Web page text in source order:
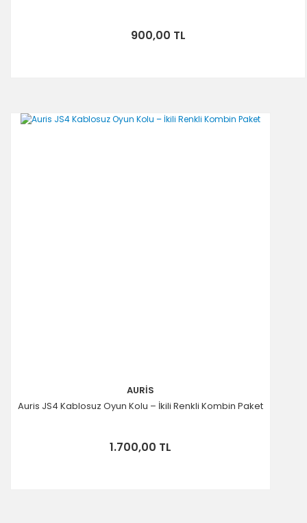
900,00 TL
AURİS
Auris JS4 Kablosuz Oyun Kolu – İkili Renkli Kombin Paket
1.700,00 TL